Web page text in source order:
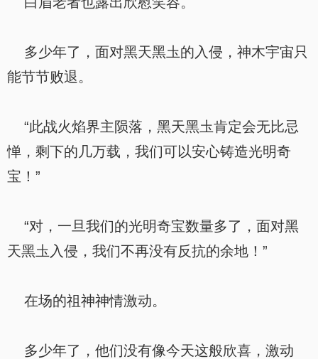
多少年了，面对黑天黑圡的入侵，神木宇宙只
能节节败退。
“此战火焰界主陨落，黑天黑圡肯定会无比忌
惮，剩下的几万载，我们可以安心铸造光明奇
宝！”
“对，一旦我们的光明奇宝数量多了，面对黑
天黑圡入侵，我们不再没有反抗的余地！”
在场的祖神神情激动。
多少年了，他们没有像今天这般欣喜，激动